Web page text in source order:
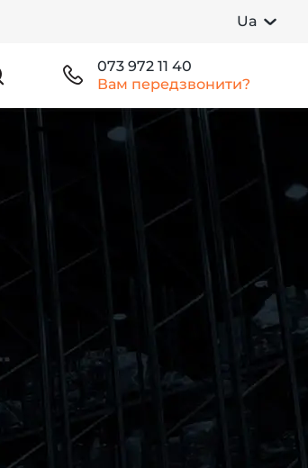
Ua
073 972 11 40
Вам передзвонити?